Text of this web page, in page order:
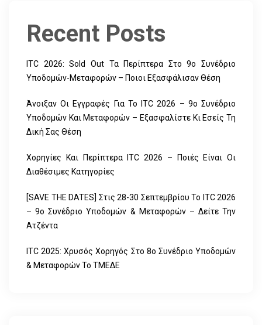
Recent Posts
ITC 2026: Sold Out Τα Περίπτερα Στο 9ο Συνέδριο
Υποδομών-Μεταφορών – Ποιοι Εξασφάλισαν Θέση
Άνοιξαν Οι Εγγραφές Για Το ITC 2026 – 9ο Συνέδριο
Υποδομών Και Μεταφορών – Εξασφαλίστε Κι Εσείς Τη
Δική Σας Θέση
Χορηγίες Και Περίπτερα ITC 2026 – Ποιές Είναι Οι
Διαθέσιμες Κατηγορίες
[SAVE THE DATES] Στις 28-30 Σεπτεμβρίου Το ITC 2026
– 9ο Συνέδριο Υποδομών & Μεταφορών – Δείτε Την
Ατζέντα
ITC 2025: Χρυσός Χορηγός Στο 8ο Συνέδριο Υποδομών
& Μεταφορών Το ΤΜΕΔΕ